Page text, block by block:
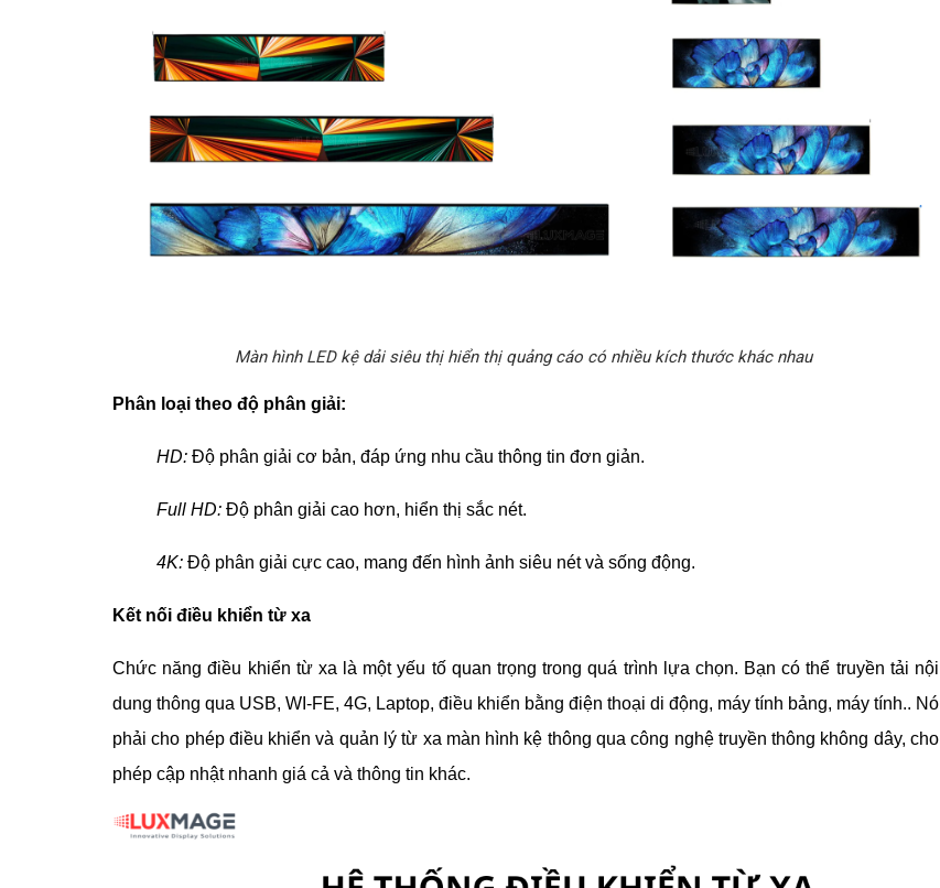
Màn hình LED kệ dải siêu thị hiển thị quảng cáo có nhiều kích thước khác nhau
Phân loại theo độ phân giải:
HD: Độ phân giải cơ bản, đáp ứng nhu cầu thông tin đơn giản.
Full HD: Độ phân giải cao hơn, hiển thị sắc nét.
4K: Độ phân giải cực cao, mang đến hình ảnh siêu nét và sống động.
Kết nối điều khiển từ xa
Chức năng điều khiển từ xa là một yếu tố quan trọng trong quá trình lựa chọn. Bạn có thể truyền tải nội
dung thông qua USB, WI-FE, 4G, Laptop, điều khiển bằng điện thoại di động, máy tính bảng, máy tính.. Nó
phải cho phép điều khiển và quản lý từ xa màn hình kệ thông qua công nghệ truyền thông không dây, cho
phép cập nhật nhanh giá cả và thông tin khác.